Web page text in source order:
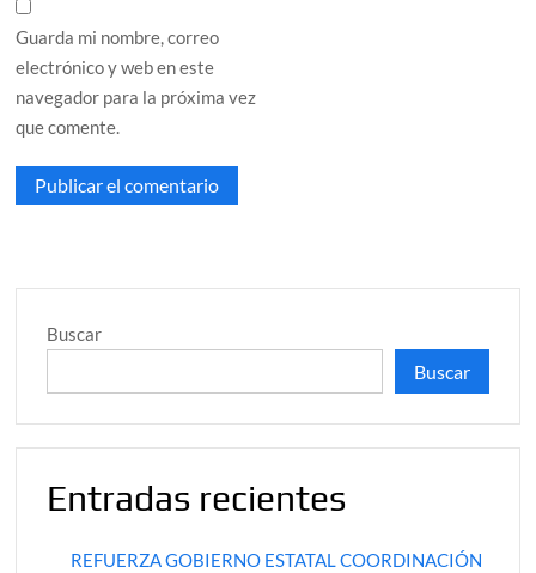
Guarda mi nombre, correo
electrónico y web en este
navegador para la próxima vez
que comente.
Buscar
Buscar
Entradas recientes
REFUERZA GOBIERNO ESTATAL COORDINACIÓN